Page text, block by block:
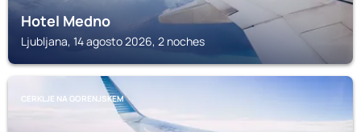
Hotel Medno
Ljubljana, 14 agosto 2026, 2 noches
CERKLJE NA GORENJSKEM